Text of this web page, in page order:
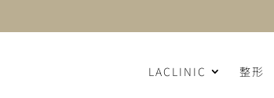
LACLINIC 整形